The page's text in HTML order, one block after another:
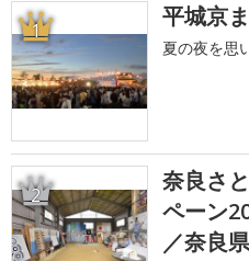
1 平城京
夏の夜を思
2
奈良さ
ペーン
／奈良